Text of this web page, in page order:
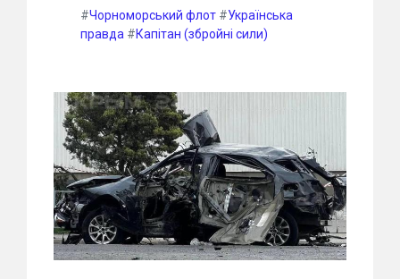
#Чорноморський флот #Українська
правда #Капітан (збройні сили)